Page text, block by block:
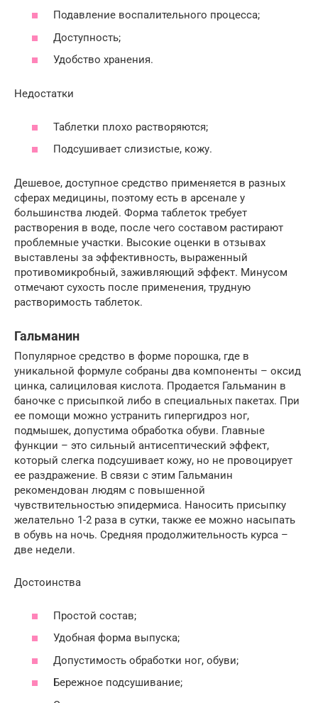
Подавление воспалительного процесса;
Доступность;
Удобство хранения.
Недостатки
Таблетки плохо растворяются;
Подсушивает слизистые, кожу.
Дешевое, доступное средство применяется в разных
сферах медицины, поэтому есть в арсенале у
большинства людей. Форма таблеток требует
растворения в воде, после чего составом растирают
проблемные участки. Высокие оценки в отзывах
выставлены за эффективность, выраженный
противомикробный, заживляющий эффект. Минусом
отмечают сухость после применения, трудную
растворимость таблеток.
Гальманин
Популярное средство в форме порошка, где в
уникальной формуле собраны два компоненты – оксид
цинка, салициловая кислота. Продается Гальманин в
баночке с присыпкой либо в специальных пакетах. При
ее помощи можно устранить гипергидроз ног,
подмышек, допустима обработка обуви. Главные
функции – это сильный антисептический эффект,
который слегка подсушивает кожу, но не провоцирует
ее раздражение. В связи с этим Гальманин
рекомендован людям с повышенной
чувствительностью эпидермиса. Наносить присыпку
желательно 1-2 раза в сутки, также ее можно насыпать
в обувь на ночь. Средняя продолжительность курса –
две недели.
Достоинства
Простой состав;
Удобная форма выпуска;
Допустимость обработки ног, обуви;
Бережное подсушивание;